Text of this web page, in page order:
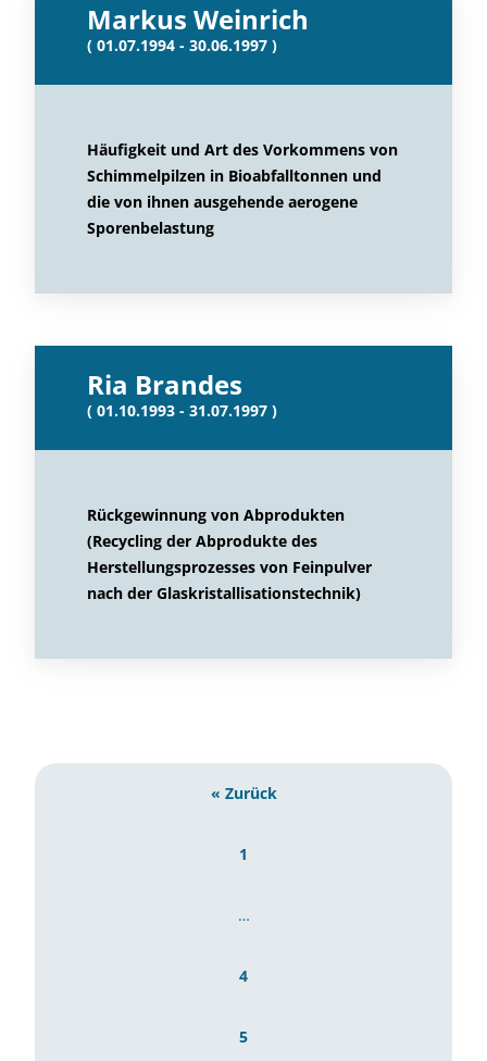
Markus Weinrich
( 01.07.1994 - 30.06.1997 )
Häufigkeit und Art des Vorkommens von
Schimmelpilzen in Bioabfalltonnen und
die von ihnen ausgehende aerogene
Sporenbelastung
Ria Brandes
( 01.10.1993 - 31.07.1997 )
Rückgewinnung von Abprodukten
(Recycling der Abprodukte des
Herstellungsprozesses von Feinpulver
nach der Glaskristallisationstechnik)
« Zurück
1
…
4
5